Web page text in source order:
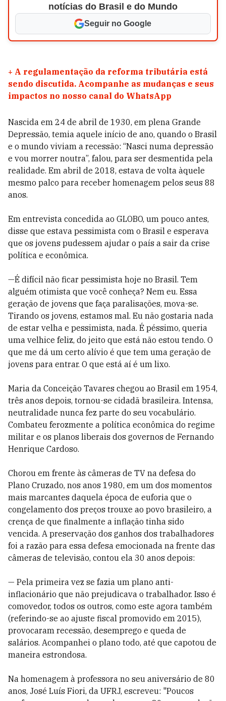
notícias do Brasil e do Mundo
Seguir no Google
+ A regulamentação da reforma tributária está
sendo discutida. Acompanhe as mudanças e seus
impactos no nosso canal do WhatsApp
Nascida em 24 de abril de 1930, em plena Grande
Depressão, temia aquele início de ano, quando o Brasil
e o mundo viviam a recessão: “Nasci numa depressão
e vou morrer noutra”, falou, para ser desmentida pela
realidade. Em abril de 2018, estava de volta àquele
mesmo palco para receber homenagem pelos seus 88
anos.
Em entrevista concedida ao GLOBO, um pouco antes,
disse que estava pessimista com o Brasil e esperava
que os jovens pudessem ajudar o país a sair da crise
política e econômica.
—É difícil não ficar pessimista hoje no Brasil. Tem
alguém otimista que você conheça? Nem eu. Essa
geração de jovens que faça paralisações, mova-se.
Tirando os jovens, estamos mal. Eu não gostaria nada
de estar velha e pessimista, nada. É péssimo, queria
uma velhice feliz, do jeito que está não estou tendo. O
que me dá um certo alívio é que tem uma geração de
jovens para entrar. O que está aí é um lixo.
Maria da Conceição Tavares chegou ao Brasil em 1954,
três anos depois, tornou-se cidadã brasileira. Intensa,
neutralidade nunca fez parte do seu vocabulário.
Combateu ferozmente a política econômica do regime
militar e os planos liberais dos governos de Fernando
Henrique Cardoso.
Chorou em frente às câmeras de TV na defesa do
Plano Cruzado, nos anos 1980, em um dos momentos
mais marcantes daquela época de euforia que o
congelamento dos preços trouxe ao povo brasileiro, a
crença de que finalmente a inflação tinha sido
vencida. A preservação dos ganhos dos trabalhadores
foi a razão para essa defesa emocionada na frente das
câmeras de televisão, contou ela 30 anos depois:
— Pela primeira vez se fazia um plano anti-
inflacionário que não prejudicava o trabalhador. Isso é
comovedor, todos os outros, como este agora também
(referindo-se ao ajuste fiscal promovido em 2015),
provocaram recessão, desemprego e queda de
salários. Acompanhei o plano todo, até que capotou de
maneira estrondosa.
Na homenagem à professora no seu aniversário de 80
anos, José Luís Fiori, da UFRJ, escreveu: "Poucos